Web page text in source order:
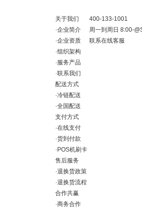
关于我们
·企业简介
·企业资质
·组织架构
·服务产品
·联系我们
配送方式
·冷链配送
·全国配送
支付方式
·在线支付
·货到付款
· POS机刷卡
售后服务
·退换货政策
·退换货流程
合作共赢
·商务合作
400-133-1001
周一到周日 8:00-
联系在线客服